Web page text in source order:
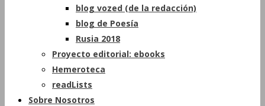
blog vozed (de la redacción)
blog de Poesía
Rusia 2018
Proyecto editorial: ebooks
Hemeroteca
readLists
Sobre Nosotros